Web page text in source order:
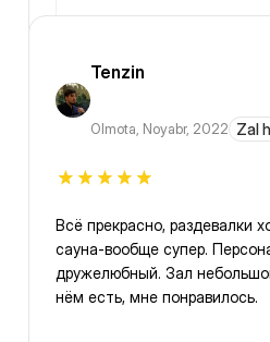
Tenzin
Olmota, Noyabr, 2022 Zal
Всё прекрасно, раздевалки
сауна-вообще супер.
дружелюбный. Зал
нём есть, мне понравилось.